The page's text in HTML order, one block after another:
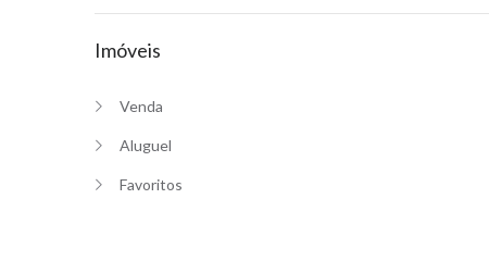
Imóveis
Venda
Aluguel
Favoritos